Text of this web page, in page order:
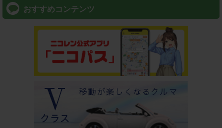
おすすめコンテンツ